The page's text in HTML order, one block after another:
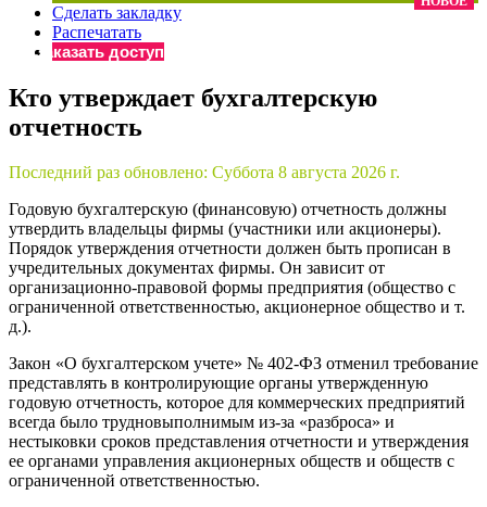
Бератор
«Практическая энциклопедия бухгалтера»
«Нормативные акты для бухгалтера»
Материалы электронного журнала
Онлайн-сервисы «Учетная политика» и «Алгоритмы для
Просто заполните форму, и мы вышлем вам на почту
Сделать закладку
Распечатать
Заказать доступ
Кто утверждает бухгалтерскую
отчетность
Последний раз обновлено: Суббота 8 августа 2026 г.
Годовую бухгалтерскую (финансовую) отчетность должны
утвердить владельцы фирмы (участники или акционеры).
Порядок утверждения отчетности должен быть прописан в
учредительных документах фирмы. Он зависит от
организационно-правовой формы предприятия (общество с
ограниченной ответственностью, акционерное общество и т.
д.).
Закон «О бухгалтерском учете» № 402-ФЗ отменил требование
представлять в контролирующие органы утвержденную
годовую отчетность, которое для коммерческих предприятий
всегда было трудновыполнимым из-за «разброса» и
нестыковки сроков представления отчетности и утверждения
ее органами управления акционерных обществ и обществ с
ограниченной ответственностью.